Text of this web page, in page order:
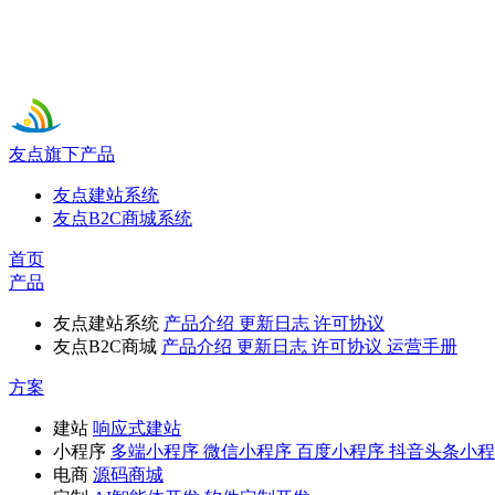
友点旗下产品
友点建站系统
友点B2C商城系统
首页
产品
友点建站系统 产品介绍 更新日志 许可协议
友点B2C商城 产品介绍 更新日志 许可协议 运营手册
方案
建站 响应式建站
小程序 多端小程序 微信小程序 百度小程序 抖音头条小
电商 源码商城